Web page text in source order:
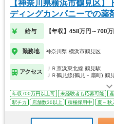
【神奈川県横浜市鶴見区
ディングカンパニーでの薬
給与 【年収】458万円～700万
勤務地 神奈川県 横浜市鶴見区
アクセス
ＪＲ京浜東北線 鶴見駅
ＪＲ鶴見線(鶴見－扇町) 鶴
年収700万円以上可 未経験者も応募可能
駅チカ
店舗数30以上 積極採用中 夏～秋